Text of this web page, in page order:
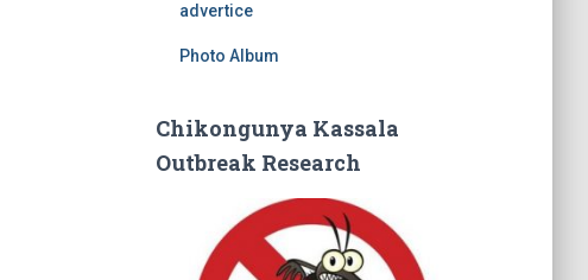
advertice
Photo Album
Chikongunya Kassala
Outbreak Research